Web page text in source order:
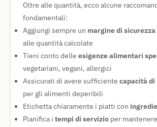
Oltre alle quantità, ecco alcune
fondamentali:
Aggiungi sempre un margine di
alle quantità calcolate
Tieni conto delle esigenze alimentari
vegetariani, vegani, allergici
Assicurati di avere sufficiente capacità
per gli alimenti deperibili
Etichetta chiaramente i piatti con
Pianifica i tempi di servizio per